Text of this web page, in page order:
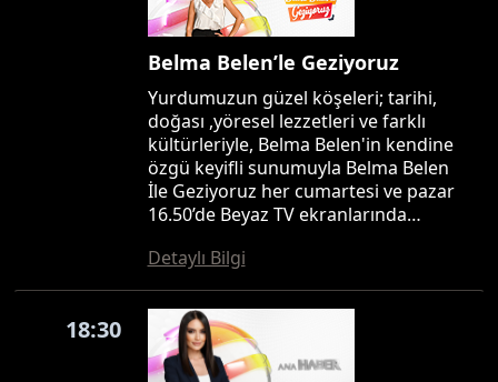
Belma Belen’le Geziyoruz
Yurdumuzun güzel köşeleri; tarihi,
doğası ,yöresel lezzetleri ve farklı
kültürleriyle, Belma Belen'in kendine
özgü keyifli sunumuyla Belma Belen
İle Geziyoruz her cumartesi ve pazar
16.50’de Beyaz TV ekranlarında…
Detaylı Bilgi
18:30